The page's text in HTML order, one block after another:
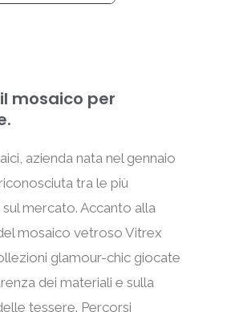
mosaico per
azienda nata nel gennaio
tra le più
mercato. Accanto alla
mosaico vetroso Vitrex
glamour-chic giocate
dei materiali e sulla
tessere. Percorsi